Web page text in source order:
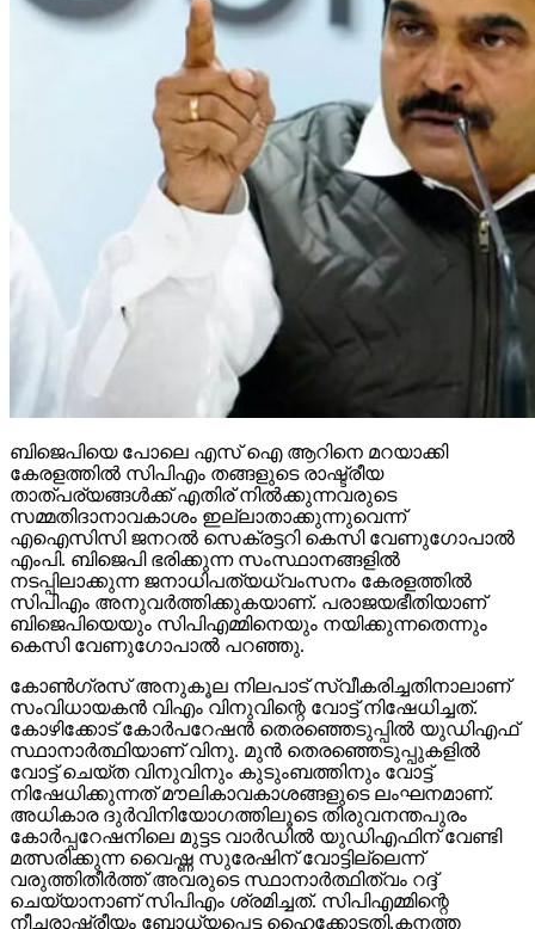
ബിജെപിയെ പോലെ എസ് ഐ ആറിനെ മറയാക്കി
കേരളത്തില്‍ സിപിഎം തങ്ങളുടെ രാഷ്ട്രീയ
താത്പര്യങ്ങള്‍ക്ക് എതിര് നില്‍ക്കുന്നവരുടെ
സമ്മതിദാനാവകാശം ഇല്ലാതാക്കുന്നുവെന്ന്
എഐസിസി ജനറല്‍ സെക്രട്ടറി കെസി വേണുഗോപാല്‍
എംപി. ബിജെപി ഭരിക്കുന്ന സംസ്ഥാനങ്ങളില്‍
നടപ്പിലാക്കുന്ന ജനാധിപത്യധ്വംസനം കേരളത്തില്‍
സിപിഎം അനുവര്‍ത്തിക്കുകയാണ്. പരാജയഭീതിയാണ്
ബിജെപിയെയും സിപിഎമ്മിനെയും നയിക്കുന്നതെന്നും
കെസി വേണുഗോപാല്‍ പറഞ്ഞു.
കോണ്‍ഗ്രസ് അനുകൂല നിലപാട് സ്വീകരിച്ചതിനാലാണ്
സംവിധായകന്‍ വിഎം വിനുവിന്റെ വോട്ട് നിഷേധിച്ചത്.
കോഴിക്കോട് കോര്‍പറേഷന്‍ തെരഞ്ഞെടുപ്പില്‍ യുഡിഎഫ്
സ്ഥാനാര്‍ത്ഥിയാണ് വിനു. മുന്‍ തെരഞ്ഞെടുപ്പുകളില്‍
വോട്ട് ചെയ്ത വിനുവിനും കുടുംബത്തിനും വോട്ട്
നിഷേധിക്കുന്നത് മൗലികാവകാശങ്ങളുടെ ലംഘനമാണ്.
അധികാര ദുര്‍വിനിയോഗത്തിലൂടെ തിരുവനന്തപുരം
കോര്‍പ്പറേഷനിലെ മുട്ടട വാര്‍ഡില്‍ യുഡിഎഫിന് വേണ്ടി
മത്സരിക്കുന്ന വൈഷ്ണ സുരേഷിന് വോട്ടില്ലെന്ന്
വരുത്തിതീര്‍ത്ത് അവരുടെ സ്ഥാനാര്‍ത്ഥിത്വം റദ്ദ്
ചെയ്യാനാണ് സിപിഎം ശ്രമിച്ചത്. സിപിഎമ്മിന്റെ
നീചരാഷ്ട്രീയം ബോധ്യപ്പെട്ട ഹൈക്കോടതി,കനത്ത